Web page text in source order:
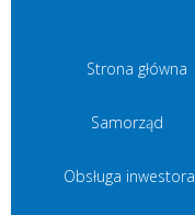
Strona główna
Samorząd
Obsługa inwestora